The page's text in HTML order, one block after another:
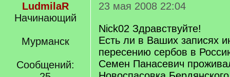
LudmilaR
Начинающий
Мурманск
Сообщений:
23 мая 2008 22:04
Nick02 Здравствуйте!
Есть ли в Ваших записях
пересению сербов в
Семен Панасевич